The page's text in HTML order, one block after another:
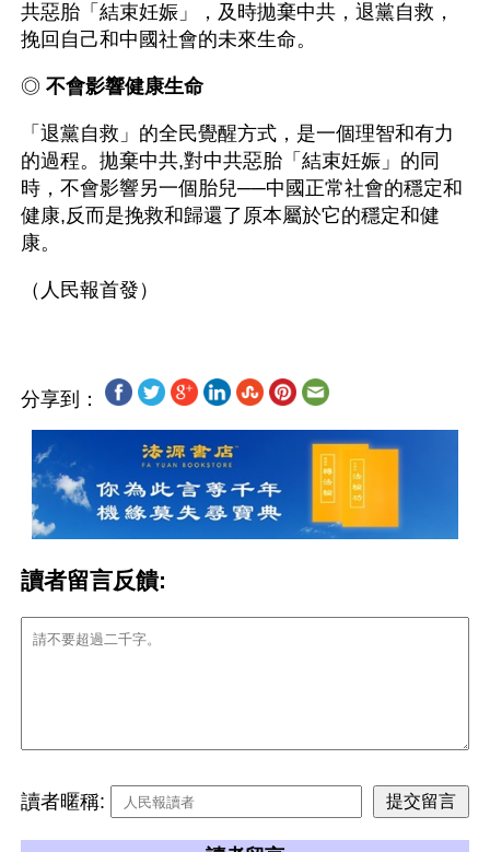
共惡胎「結束妊娠」，及時拋棄中共，退黨自救，
挽回自己和中國社會的未來生命。
◎ 不會影響健康生命
「退黨自救」的全民覺醒方式，是一個理智和有力
的過程。拋棄中共,對中共惡胎「結束妊娠」的同
時，不會影響另一個胎兒──中國正常社會的穩定和
健康,反而是挽救和歸還了原本屬於它的穩定和健
康。
分享到：
讀者留言反饋:
讀者暱稱: